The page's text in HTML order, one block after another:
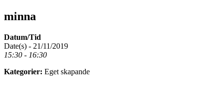
minna
Datum/Tid
Date(s) - 21/11/2019
15:30 - 16:30
Kategorier: Eget skapande